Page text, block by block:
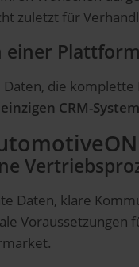
zuletzt für
einer Plattform
Daten, die
CRM-
Daten, klare
Voraussetzungen